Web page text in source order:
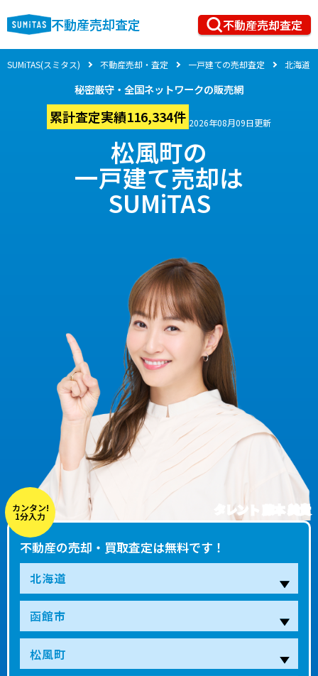
不動産売却査定 不動産売却査定
SUMiTAS(スミタス) 不動産売却・査定 一戸建ての売却査定 北海道
秘密厳守・全国ネットワークの販売網
累計査定実績116,334件 2026年08月09日更新
松風町の
一戸建て売却は
SUMiTAS
タレント 藤本 美貴
カンタン!
1分入力
不動産の売却・買取査定は無料です！